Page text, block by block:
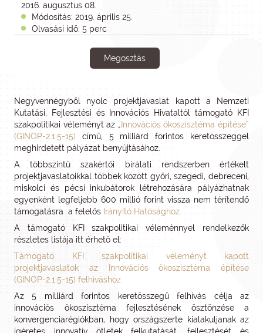
2016. augusztus 08.
Módosítás: 2019. április 25.
Olvasási idő: 5 perc
Megosztás
Negyvennégyből nyolc projektjavaslat kapott a Nemzeti
Kutatási, Fejlesztési és Innovációs Hivataltól támogató KFI
szakpolitikai véleményt az „ Innovációs ökoszisztéma építése”
(GINOP-2.1.5-15) című, 5 milliárd forintos keretösszeggel
meghirdetett pályázat benyújtásához.
A többszintű szakértői bírálati rendszerben értékelt
projektjavaslatoikkal többek között győri, szegedi, debreceni,
miskolci és pécsi inkubátorok létrehozására pályázhatnak
egyenként legfeljebb 600 millió forint vissza nem térítendő
támogatásra a felelős Irányító Hatósághoz.
A támogató KFI szakpolitikai véleménnyel rendelkezők
részletes listája itt érhető el:
Támogató KFI szakpolitikai véleményt kapott
projektjavaslatok az Innovációs ökoszisztéma építése
(GINOP-2.1.5-15) felhíváshoz
Az 5 milliárd forintos keretösszegű felhívás célja az
innovációs ökoszisztéma fejlesztésének ösztönzése a
konvergenciarégiókban, hogy országszerte kialakuljanak az